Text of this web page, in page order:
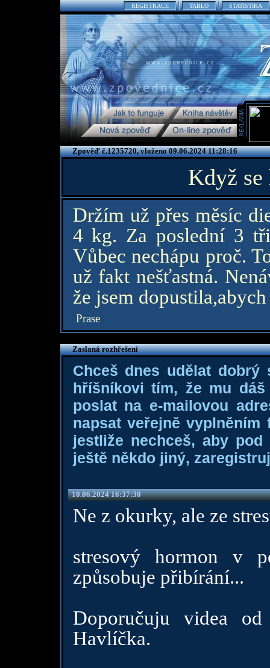
REGISTRACE TABLO STATISTIKA
Zpověď č.1235720, vloženo 09.06.2024 11:28:16
Když se
Držím už přes měsíc
4 kg. Za poslední 3
Vůbec nechápu proč.
už fakt nešťastná.
že jsem
Prase
Zaslaná rozhřešení
Chceš dnes udělat dobrý
hříšníkovi tím, že mu
poslat na e-mailovou
napsat veřejně
jestliže nechceš, aby
ještě někdo jiný,
10.06.2024 16:37:30
Ne z okurky, ale ze
stresový hormon v
způsobuje přibírání...
Doporučuju videa
Havlíčka.